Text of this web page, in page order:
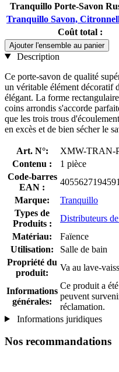
Tranquillo Porte-Savon
Tranquillo Savon,
Coût total :
Ajouter l'ensemble au panier
Description
Ce porte-savon de qualité
un véritable élément décoratif
élégant. La forme
coins arrondis s'accorde
que les trois trous
en excès et de bien sécher le
Art. N°:
XMW-TRAN-
Contenu :
1 pièce
Code-barres
EAN :
4055627194591
Marque:
Tranquillo
Types de
Produits :
Distributeurs
Matériau:
Faïence
Utilisation:
Salle de bain
Propriété du
produit:
Va au lave-
Informations
générales:
Ce produit a
peuvent
réclamation.
Informations juridiques
Nos recommandations